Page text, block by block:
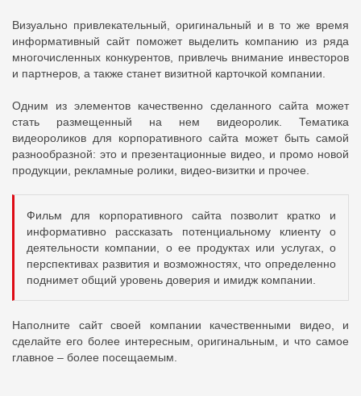
Визуально привлекательный, оригинальный и в то же время
информативный сайт поможет выделить компанию из ряда
многочисленных конкурентов, привлечь внимание инвесторов
и партнеров, а также станет визитной карточкой компании.
Одним из элементов качественно сделанного сайта может
стать размещенный на нем видеоролик. Тематика
видеороликов для корпоративного сайта может быть самой
разнообразной: это и презентационные видео, и промо новой
продукции, рекламные ролики, видео-визитки и прочее.
Фильм для корпоративного сайта позволит кратко и
информативно рассказать потенциальному клиенту о
деятельности компании, о ее продуктах или услугах, о
перспективах развития и возможностях, что определенно
поднимет общий уровень доверия и имидж компании.
Наполните сайт своей компании качественными видео, и
сделайте его более интересным, оригинальным, и что самое
главное – более посещаемым.